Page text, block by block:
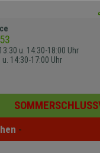
u. 14:30-18:00 Uhr
u. 14:30-17:00 Uhr
-